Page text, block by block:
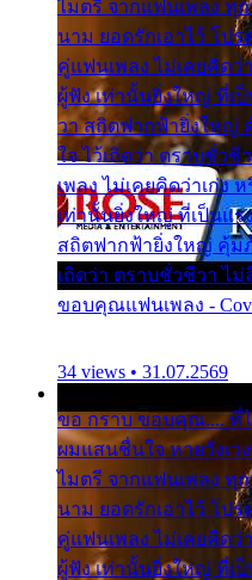
ไมตรี จากแฟนเพลง ทุ
นาม ยอดรักเอาไว้ โปร
คู่แฟนเพลง ไม่เคยคิดว่
ผู้ฟัง เท่านั้นยิ่งใหญ่ ที่เ
วา สถิตฟากฟ้ายิ่งใหญ่
ใจ ไว้เถิดว่า ตราบชั่ว
เพลง ไม่เคยคิดว่าเก่ง
เท่านั้นยิ่งใหญ่ ที่เป็นแร
สถิตฟากฟ้ายิ่งใหญ่ คุ้ม
เถิดว่า ตราบชั่วชีวา ไ
ขอบคุณแฟนเพลง -
34 views • 31.07.2569
ขอ กราบ ขอบคุณ.... ที่
ผมแสนชื่นใจ หายวังเว
ไมตรี จากแฟนเพลง ทุ
นาม ยอดรักเอาไว้ โปร
คู่แฟนเพลง ไม่เคยคิดว่
ผู้ฟัง เท่านั้นยิ่งใหญ่ ที่เ